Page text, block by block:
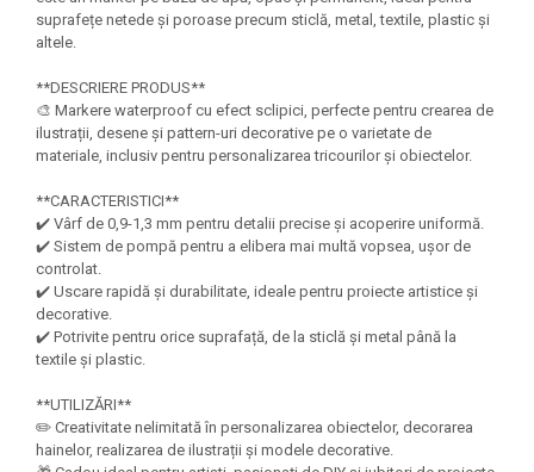
Creta scolara
Glob Pamantesc Scolar
Materiale Didactice
Instrumente geometrie pentru
tabla scolara
Tablite de desenat magnetice
Sugativa
Articole papetarie pentru copii
Banda adeziva
Compas scolar
Seturi Creative pentru Copii
Stampile Copii
Hartie Ambalaj Christmas
idei de Cadouri Craciun
Jucarii Craciun
Lumanari tort, Confetti
Muschi decor
Craciun
Sclipici/ Lipici cu sclipici/ Paiete
Craciun
Servetele/ Farfurii/ Pahare/ Paie
Craciun
Seturi creative Christmas
Umbrele
suprafețe netede și poroase precum sticlă, metal, textile, plastic și
altele.
**DESCRIERE PRODUS**
🎨 Markere waterproof cu efect sclipici, perfecte pentru crearea de
ilustrații, desene și pattern-uri decorative pe o varietate de
materiale, inclusiv pentru personalizarea tricourilor și obiectelor.
**CARACTERISTICI**
✔️ Vârf de 0,9-1,3 mm pentru detalii precise și acoperire uniformă.
✔️ Sistem de pompă pentru a elibera mai multă vopsea, ușor de
controlat.
✔️ Uscare rapidă și durabilitate, ideale pentru proiecte artistice și
decorative.
✔️ Potrivite pentru orice suprafață, de la sticlă și metal până la
textile și plastic.
**UTILIZĂRI**
✏️ Creativitate nelimitată în personalizarea obiectelor, decorarea
hainelor, realizarea de ilustrații și modele decorative.